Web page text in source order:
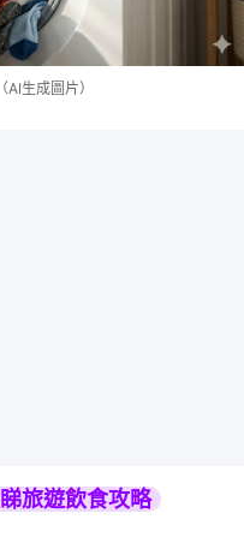
生成圖片）
旅遊飲食攻略